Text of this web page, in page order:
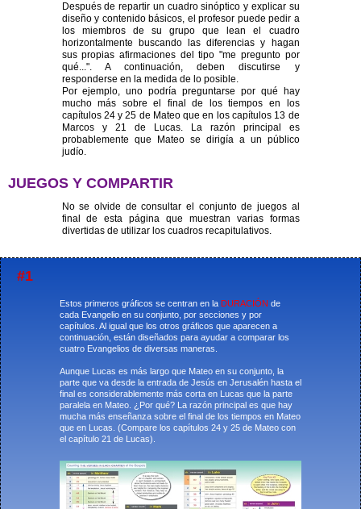
Después de repartir un cuadro sinóptico y explicar su
diseño y contenido básicos, el profesor puede pedir a
los miembros de su grupo que lean el cuadro
horizontalmente buscando las diferencias y hagan
sus propias afirmaciones del tipo "me pregunto por
qué...". A continuación, deben discutirse y
responderse en la medida de lo posible.
Por ejemplo, uno podría preguntarse por qué hay
mucho más sobre el final de los tiempos en los
capítulos 24 y 25 de Mateo que en los capítulos 13 de
Marcos y 21 de Lucas. La razón principal es
probablemente que Mateo se dirigía a un público
judío.
JUEGOS Y COMPARTIR
No se olvide de consultar el conjunto de juegos al
final de esta página que muestran varias formas
divertidas de utilizar los cuadros recapitulativos.
#1
Estos primeros gráficos se centran en la DURACIÓN de
cada Evangelio en su conjunto, por secciones y por
capítulos. Al igual que los otros gráficos que aparecen a
continuación, están diseñados para ayudar a comparar los
cuatro Evangelios de diversas maneras.
Aunque Lucas es más largo que Mateo en su conjunto, la
parte que va desde la entrada de Jesús en Jerusalén hasta el
final es considerablemente más corta en Lucas que la parte
paralela en Mateo. ¿Por qué? La razón principal es que hay
mucha más enseñanza sobre el final de los tiempos en Mateo
que en Lucas. (Compare los capítulos 24 y 25 de Mateo con
el capítulo 21 de Lucas).